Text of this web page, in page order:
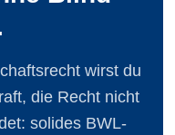
wirst du
die Recht nicht
solides BWL-